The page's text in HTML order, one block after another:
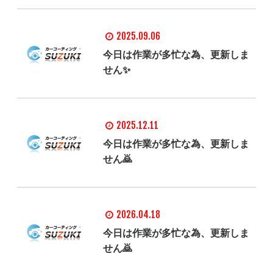
2025.09.06
今日は作業が多忙な為、更新しま
せん✨
2025.12.11
今日は作業が多忙な為、更新しま
せん🙇
2026.04.18
今日は作業が多忙な為、更新しま
せん🙇